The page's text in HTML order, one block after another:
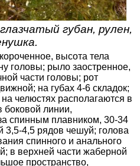
губан, рулен,
высота тела
головы; рыло заостренное,
части головы; рот
на губах 4-6 складок;
челюстях располагаются в
боковой линии,
спинным плавником, 30-34
3,5-4,5 рядов чешуй; голова
спинного и анального
в верхней части жаберной
пространство,